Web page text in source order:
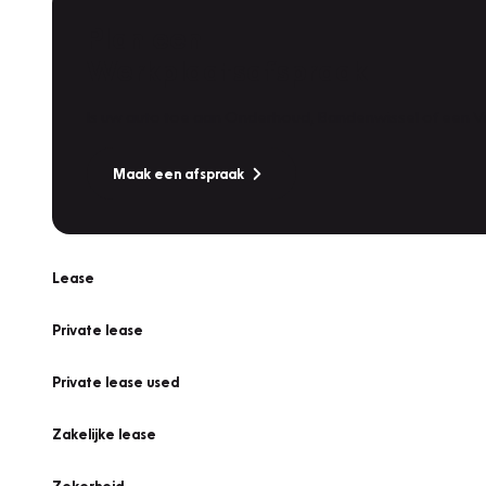
Maak een afspraak
Lease
Private lease
Private lease used
Zakelijke lease